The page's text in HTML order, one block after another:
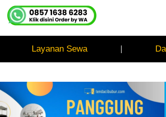
Layanan Sewa